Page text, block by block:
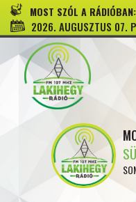
MOST SZÓL A RÁDIÓBAN:
2026. AUGUSZTUS 07.